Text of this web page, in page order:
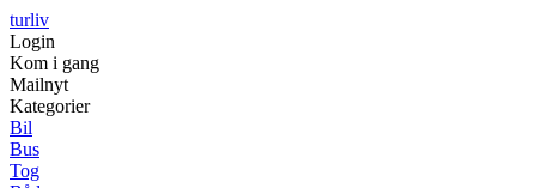
turliv
Login
Kom i gang
Mailnyt
Kategorier
Bil
Bus
Tog